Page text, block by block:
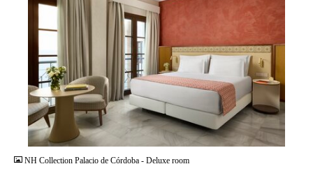
JPG
NH Collection Palacio de Córdoba - Deluxe room